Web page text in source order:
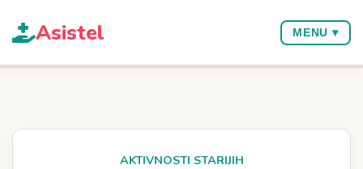
Asistel MENU ▾
AKTIVNOSTI STARIJIH